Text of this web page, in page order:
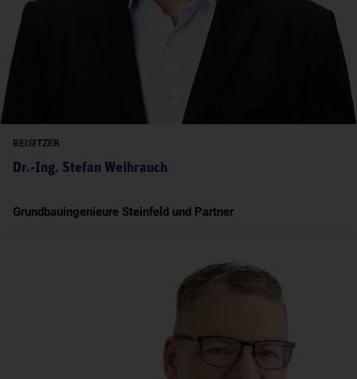
BEISITZER
Dr.-Ing. Stefan Weihrauch
Grundbauingenieure Steinfeld und Partner